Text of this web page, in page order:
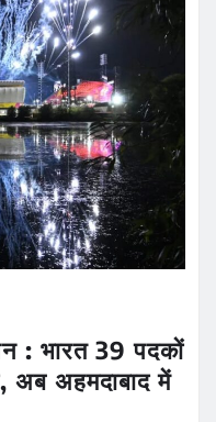
: भारत 39 पदकों
अब अहमदाबाद में